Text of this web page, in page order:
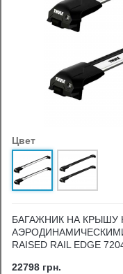
Цвет
БАГАЖНИК НА КРЫШУ
RAISED RAIL EDGE
22798 грн.